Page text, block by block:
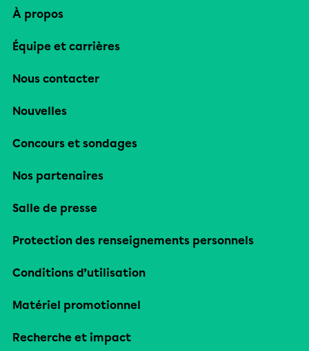
À propos
Équipe et carrières
Nous contacter
Nouvelles
Concours et sondages
Nos partenaires
Salle de presse
Protection des renseignements personnels
Conditions d’utilisation
Matériel promotionnel
Recherche et impact